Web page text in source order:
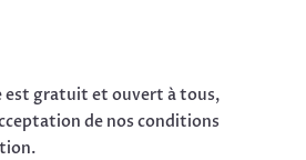
est gratuit et ouvert à tous,
de nos conditions